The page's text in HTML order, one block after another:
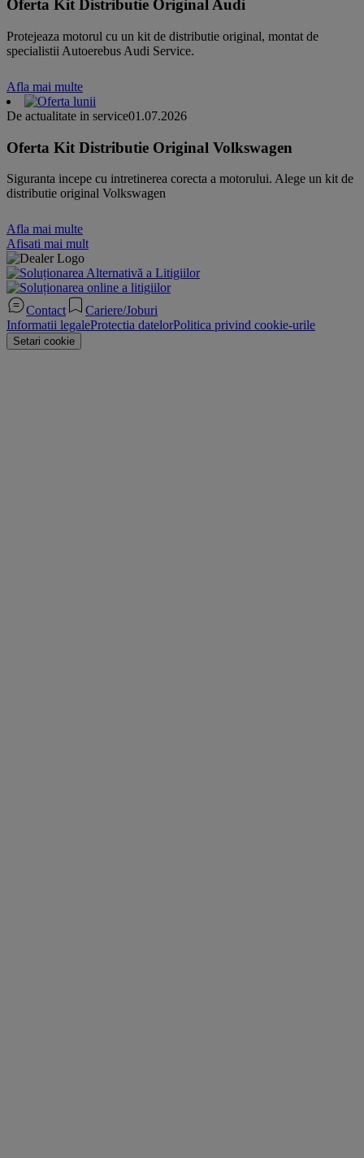
Oferta Kit Distributie Original Audi
Protejeaza motorul cu un kit de distributie original, montat de
specialistii Autoerebus Audi Service.
Afla mai multe
De actualitate in service01.07.2026
Oferta Kit Distributie Original Volkswagen
Siguranta incepe cu intretinerea corecta a motorului. Alege un kit de
distributie original Volkswagen
Afla mai multe
Afisati mai mult
Contact
Cariere/Joburi
Informatii legaleProtectia datelorPolitica privind cookie-urile
Setari cookie